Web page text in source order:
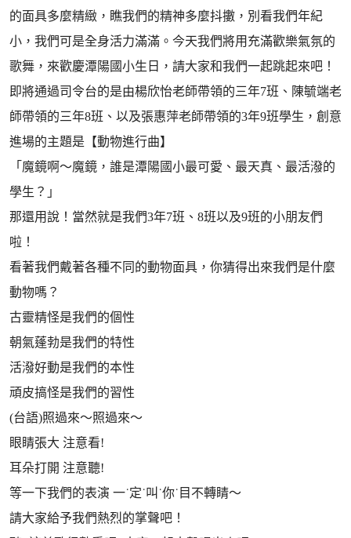
的面具多麼精緻，瞧我們的精神多麼抖擻，別看我們年紀
小，我們可是全身活力滿滿。今天我們將用充滿歡樂氣氛的
歌舞，來歡慶潭陽國小生日，請大家和我們一起跳起來吧！
即將通過司令台的是由楊欣怡老師帶領的三年7班、陳毓端老
師帶領的三年8班、以及張惠萍老師帶領的3年9班學生，創意
進場的主題是【動物進行曲】
「魔鏡啊～魔鏡，誰是潭陽國小最可愛、最天真、最活潑的
學生？」
那還用說！當然就是我們3年7班、8班以及9班的小朋友們
啦！
看著我們戴著各種不同的動物面具，你猜得出來我們是什麼
動物嗎？
古靈精怪是我們的個性
朝氣蓬勃是我們的特性
活潑好動是我們的本性
頑皮搞怪是我們的習性
(台語)照過來～照過來～
眼睛張大 注意看!
耳朵打開 注意聽!
等一下我們的表演 一˙定˙叫˙你˙目不轉睛～
請大家給予我們熱烈的掌聲吧！